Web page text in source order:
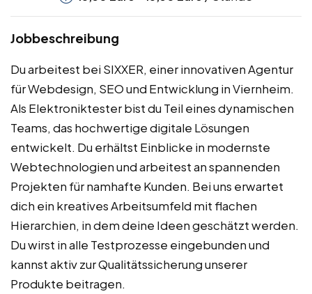
Jobbeschreibung
Du arbeitest bei SIXXER, einer innovativen Agentur
für Webdesign, SEO und Entwicklung in Viernheim.
Als Elektroniktester bist du Teil eines dynamischen
Teams, das hochwertige digitale Lösungen
entwickelt. Du erhältst Einblicke in modernste
Webtechnologien und arbeitest an spannenden
Projekten für namhafte Kunden. Bei uns erwartet
dich ein kreatives Arbeitsumfeld mit flachen
Hierarchien, in dem deine Ideen geschätzt werden.
Du wirst in alle Testprozesse eingebunden und
kannst aktiv zur Qualitätssicherung unserer
Produkte beitragen.